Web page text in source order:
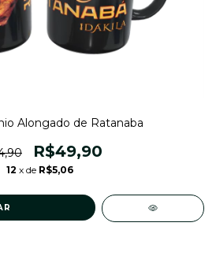
Alongado de Ratanaba
R$49,90
12 x de R$5,06